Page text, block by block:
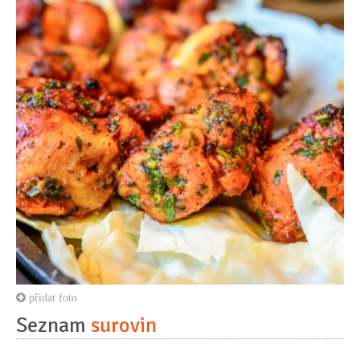
přidat foto
Seznam surovin